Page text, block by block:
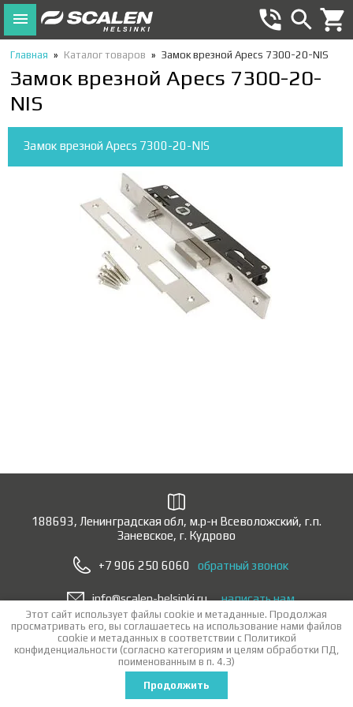
Главная » Каталог товаров » Замок врезной Apecs 7300-20-NIS
Замок врезной Apecs 7300-20-
NIS
Замок врезной Apecs 7300-20-NIS
Copyright © 2015 - 2026 «ООО Скален Хельсинки — дверная фурнитура
оптом»
Политика конфиденциальности
Заказ, создание сайта веб студияэксклюзив мегагруп
188693, Ленинградская обл, м.р-н Всеволожский, г.п.
Заневское, г. Кудрово
+7 906 250 6060 обратный звонок
info@scalen-helsinki.ru написать нам
Этот сайт использует файлы cookie и метаданные. Продолжая
просматривать его, вы соглашаетесь на использование нами файлов
cookie и метаданных в соответствии с Политикой
конфиденциальности (согласно категориям и целям обработки ПД,
поименованным в п. 4.3)
Продолжить